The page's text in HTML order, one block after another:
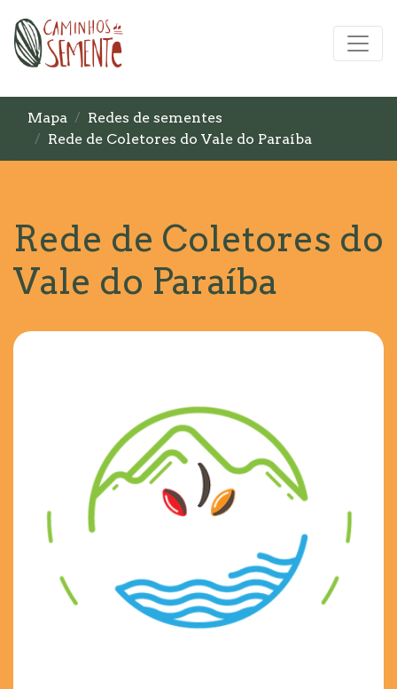
Mapa
Redes de sementes
Rede de Coletores do Vale do Paraíba
Rede de Coletores do
Vale do Paraíba